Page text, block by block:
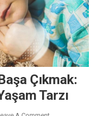
Çıkmak:
Tarzı